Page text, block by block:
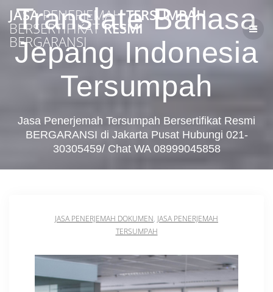
to
content
JASAPENERJEMAHTERSUMPAH
BERSERTIFIKATRESMI
BERGARANSI
Translate Bahasa
Jepang Indonesia
Tersumpah
Jasa Penerjemah Tersumpah Bersertifikat Resmi
BERGARANSI di Jakarta Pusat Hubungi 021-
30305459/ Chat WA 08999045858
JASA PENERJEMAH DOKUMEN, JASA PENERJEMAH
TERSUMPAH